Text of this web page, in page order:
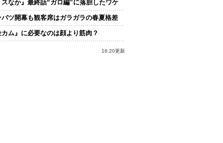
スなか』最終話“ガロ編”に落胆したワケ
バツ開幕も観客席はガラガラの春夏格差
カム』に必要なのは顔より筋肉？
16:20更新